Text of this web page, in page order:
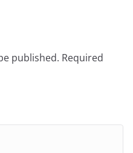
published. Required